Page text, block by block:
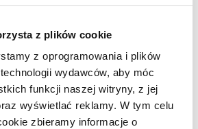
z plików cookie
z oprogramowania i plików
wydawców, aby móc
funkcji naszej witryny, z jej
wyświetlać reklamy. W tym celu
zbieramy informacje o
Cristalstone